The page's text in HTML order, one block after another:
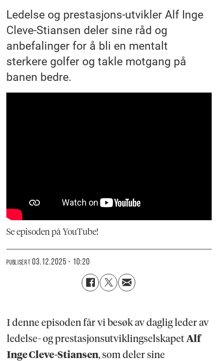
Ledelse og prestasjons-utvikler Alf Inge
Cleve-Stiansen deler sine råd og
anbefalinger for å bli en mentalt
sterkere golfer og takle motgang på
banen bedre.
Se episoden på YouTube!
PUBLISERT 03.12.2025 - 10:20
I denne episoden får vi besøk av daglig leder av
ledelse- og prestasjonsutviklingselskapet Alf
Inge Cleve-Stiansen, som deler sine